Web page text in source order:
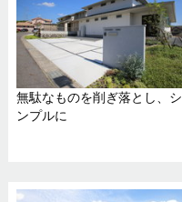
無駄なものを削ぎ落とし、シ
ンプルに